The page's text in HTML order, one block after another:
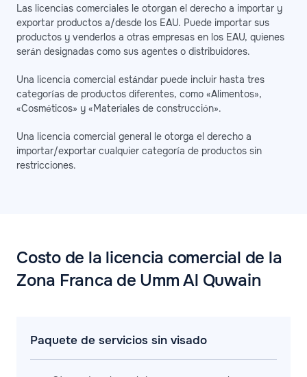
Las licencias comerciales le otorgan el derecho a importar y
exportar productos a/desde los EAU. Puede importar sus
productos y venderlos a otras empresas en los EAU, quienes
serán designadas como sus agentes o distribuidores.
Una licencia comercial estándar puede incluir hasta tres
categorías de productos diferentes, como «Alimentos»,
«Cosméticos» y «Materiales de construcción».
Una licencia comercial general le otorga el derecho a
importar/exportar cualquier categoría de productos sin
restricciones.
Costo de la licencia comercial de la
Zona Franca de Umm Al Quwain
Paquete de servicios sin visado